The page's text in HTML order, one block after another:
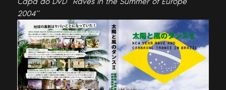
2004”